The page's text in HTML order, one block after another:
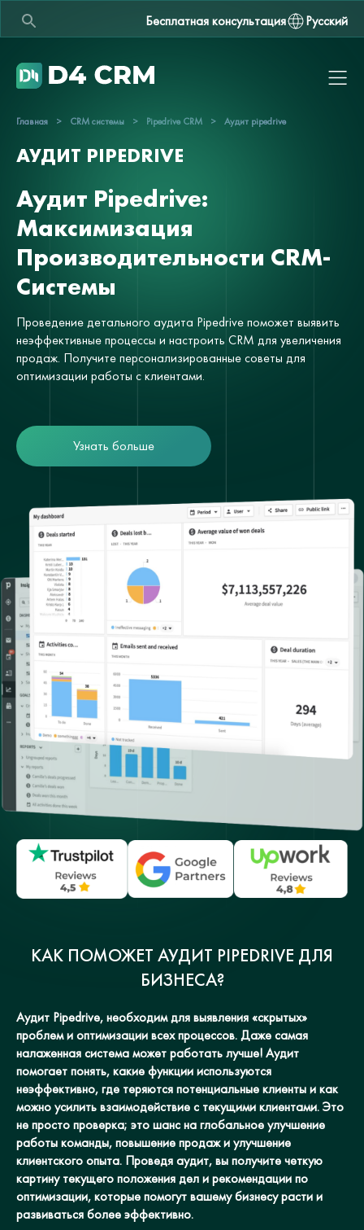
Бесплатная консультация Русский
Главная > CRM системы > Pipedrive CRM > Аудит pipedrive
АУДИТ PIPEDRIVE
Аудит Pipedrive:
Максимизация
Производительности CRM-
Системы
Проведение детального аудита Pipedrive поможет выявить
неэффективные процессы и настроить CRM для увеличения
продаж. Получите персонализированные советы для
оптимизации работы с клиентами.
Узнать больше
КАК ПОМОЖЕТ АУДИТ PIPEDRIVE ДЛЯ
БИЗНЕСА?
Аудит Pipedrive, необходим для выявления «скрытых»
проблем и оптимизации всех процессов. Даже самая
налаженная система может работать лучше! Аудит
помогает понять, какие функции используются
неэффективно, где теряются потенциальные клиенты и как
можно усилить взаимодействие с текущими клиентами. Это
не просто проверка; это шанс на глобальное улучшение
работы команды, повышение продаж и улучшение
клиентского опыта. Проведя аудит, вы получите четкую
картину текущего положения дел и рекомендации по
оптимизации, которые помогут вашему бизнесу расти и
развиваться более эффективно.